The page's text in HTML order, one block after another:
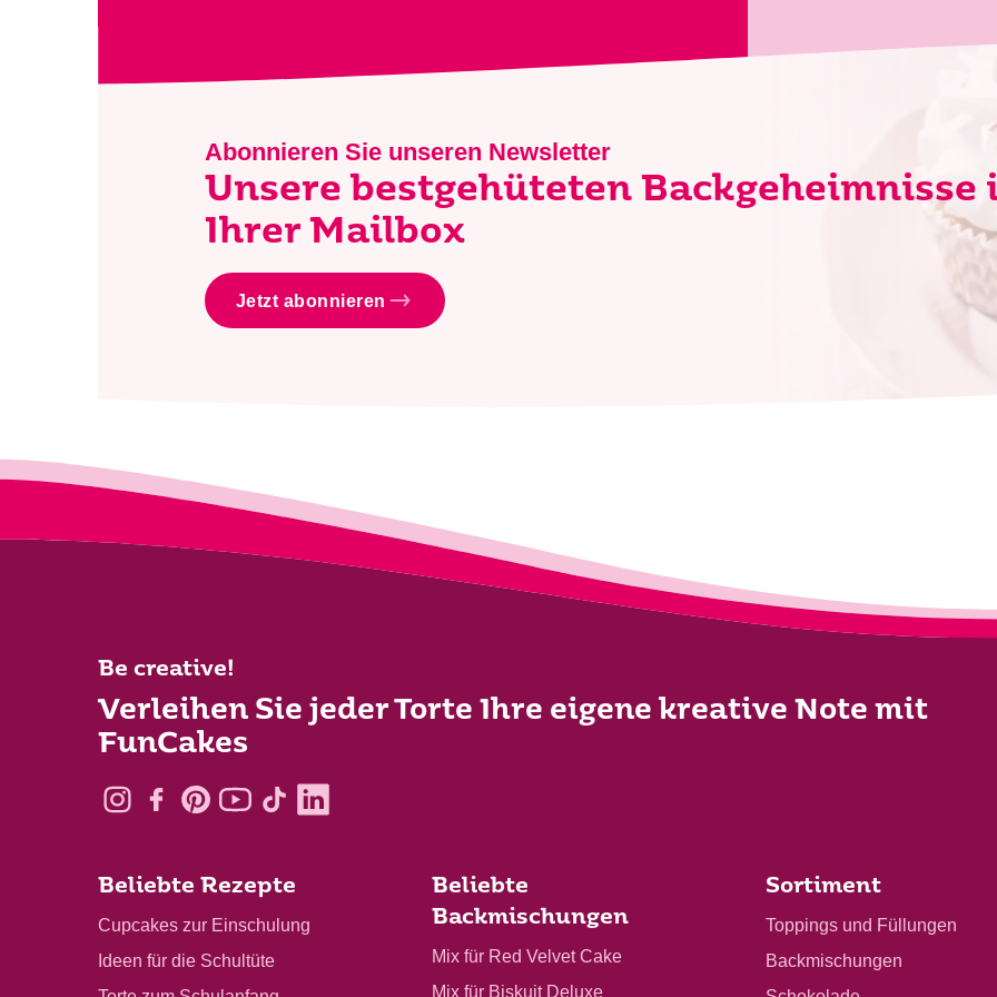
Abonnieren Sie unseren Newsletter
Unsere bestgehüteten Backgeheimnisse
Ihrer Mailbox
Jetzt abonnieren
Be creative!
Verleihen Sie jeder Torte Ihre eigene kreative Note mit
FunCakes
Beliebte Rezepte
Cupcakes zur Einschulung
Ideen für die Schultüte
Beliebte
Backmischungen
Mix für Red Velvet Cake
Mix für Biskuit Deluxe
Sortiment
Toppings und Füllungen
Backmischungen